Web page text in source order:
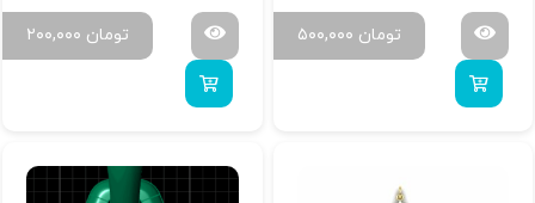
۵۰۰,۰۰۰ تومان ۲۰۰,۰۰۰ تومان